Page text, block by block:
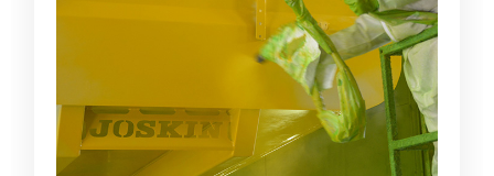
한국의
日本語